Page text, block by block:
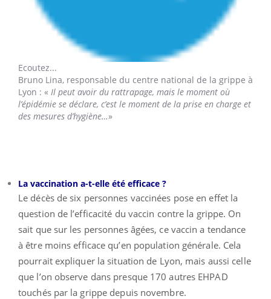
Ecoutez...
Bruno Lina, responsable du centre national de la grippe à
Lyon : « Il peut avoir du rattrapage, mais le moment où
l’épidémie se déclare, c’est le moment de la prise en charge et
des mesures d’hygiène…»
La vaccination a-t-elle été efficace ?
Le décès de six personnes vaccinées pose en effet la
question de l’efficacité du vaccin contre la grippe. On
sait que sur les personnes âgées, ce vaccin a tendance
à être moins efficace qu’en population générale. Cela
pourrait expliquer la situation de Lyon, mais aussi celle
que l’on observe dans presque 170 autres EHPAD
touchés par la grippe depuis novembre.